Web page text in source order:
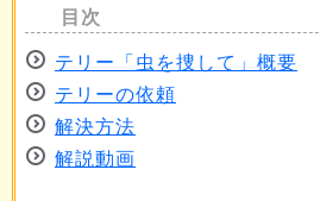
テリー「虫を捜して」概要
テリーの依頼
解決方法
解説動画